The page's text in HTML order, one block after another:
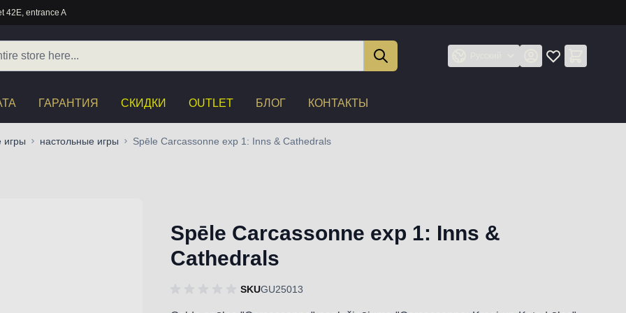
42E, entrance A
ГАРАНТИЯ СКИДКИ OUTLET БЛОГ КОНТАКТЫ
игры настольные игры Spēle Carcassonne exp 1: Inns & Cathedrals
Spēle Carcassonne exp 1: Inns &
Cathedrals
SKUGU25013